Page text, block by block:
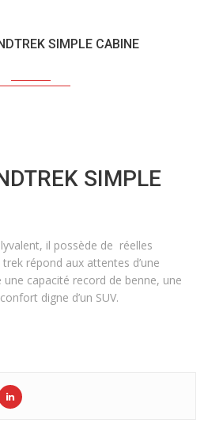
SIMPLE CABINE
SIMPLE
il possède de réelles
répond aux attentes d’une
capacité record de benne, une
digne d’un SUV.